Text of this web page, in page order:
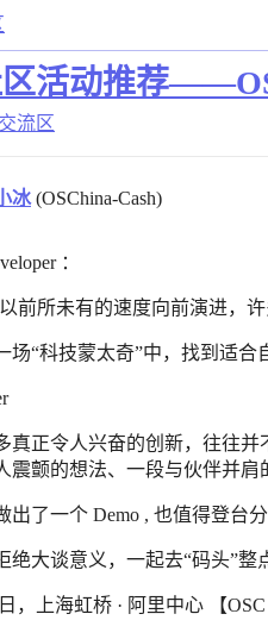
区活动推荐
流区
冰(OSChina-Cash)
：
前所未有的速度向前演进，
场“科技蒙太奇”中，找到适合
真正令人兴奋的创新，往往
震颤的想法、一段与伙伴并
出了一个 Demo , 也值得登台
绝大谈意义，一起去“码头”整
，上海虹桥 · 阿里中心 【